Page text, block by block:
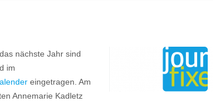
nächste Jahr sind
im
eingetragen. Am
Annemarie Kadletz